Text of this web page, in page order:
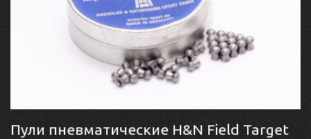
Пули пневматические H&N Field Target